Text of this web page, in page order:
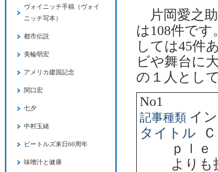
片岡愛之
は108件です
しては45件
ビや舞台に
の１人とし
No1
記事種類 イ
タイトル
ｐｌ
よりも
ヴォイニッチ手稿（ヴォイ
ニッチ写本）
都市伝説
美輪明宏
アメリカ建国記念
関口宏
七夕
中村玉緒
ビートルズ来日60周年
味噌汁と健康